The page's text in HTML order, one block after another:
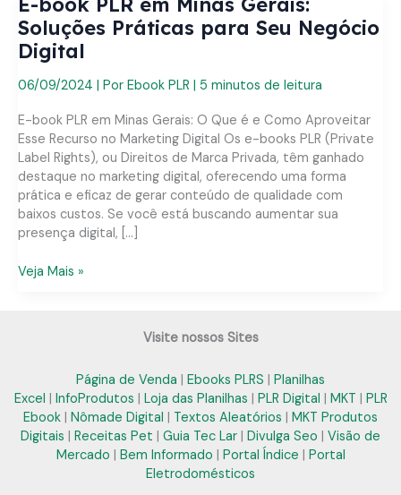
Soluções Práticas para Seu Negócio
Digital
06/09/2024 | Por Ebook PLR 5 minutos de leitura
E-book PLR em Minas Gerais: O Que é e Como Aproveitar
Esse Recurso no Marketing Digital Os e-books PLR (Private
Label Rights), ou Direitos de Marca Privada, têm ganhado
destaque no marketing digital, oferecendo uma forma
prática e eficaz de gerar conteúdo de qualidade com
baixos custos. Se você está buscando aumentar sua
presença digital, […]
E-
Práticas
para
Seu
Negócio
Veja Mais »
Visite nossos Sites
Página de Venda | Ebooks PLRS | Planilhas
Excel | InfoProdutos | Loja das Planilhas | PLR Digital | MKT | PLR
Ebook | Nômade Digital | Textos Aleatórios | MKT Produtos
Digitais | Receitas Pet | Guia Tec Lar | Divulga Seo | Visão de
Mercado | Bem Informado | Portal Índice | Portal
Eletrodomésticos